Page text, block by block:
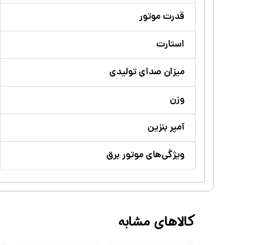
قدرت موتور
استارت
میزان صدای تولیدی
وزن
آمپر بنزین
ویژگی‌های موتور برق
کالاهای مشابه